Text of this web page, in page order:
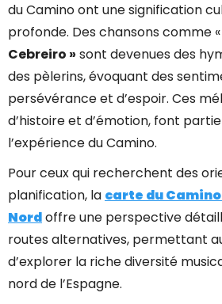
du Camino ont une signification
profonde. Des chansons comme «
Cebreiro » sont devenues des
des pèlerins, évoquant des
persévérance et d’espoir. Ces
d’histoire et d’émotion, font
l’expérience du Camino.
Pour ceux qui recherchent des
planification, la carte du
Nordoffre une perspective
routes alternatives, permettant
d’explorer la riche diversité
nord de l’Espagne.